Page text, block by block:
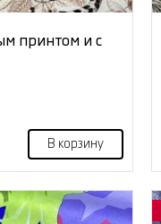
принтом и с
В корзину